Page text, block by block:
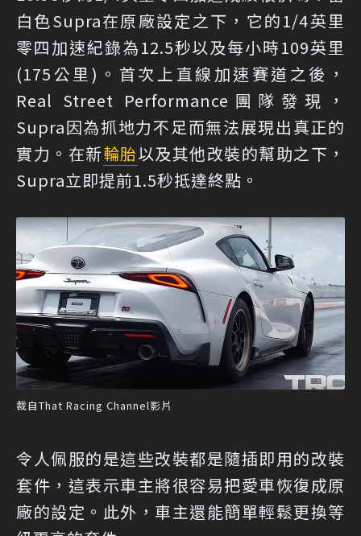
白色Supra在原廠設定之下，它的1/4英里
零四加速紀錄為12.5秒以及每小時109英里
(175公里)。首次上直線加速賽道之後，
Real Street Performance團隊發現，
Supra因為抓地力不足而無法展現出真正的
實力。在新輪胎以及其他改裝的幫助之下，
Supra立即提前1.5秒抵達終點。
裁自That Racing Channel影片
令人佩服的是這些改裝都是隨插即用的改裝
套件，這表示車主將很容易把愛車恢復成原
廠的設定。此外，車主還能簡單輕鬆更換等